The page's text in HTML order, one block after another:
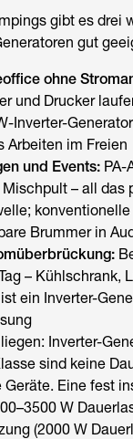
gibt es drei
gut
ohne
und Drucker
Inverter-
Arbeiten im Freien
und Events: PA-
– all das
Brummer in
– Kühlschrank,
ein Inverter-
Inverter-
sind keine
Eine fest
W
(2000 W